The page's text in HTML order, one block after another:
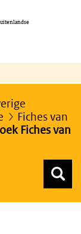
Fiches van
Fiches van